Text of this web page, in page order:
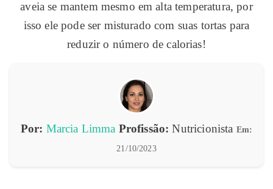
aveia se mantem mesmo em alta temperatura, por
isso ele pode ser misturado com suas tortas para
reduzir o número de calorias!
Por: Marcia Limma Profissão: Nutricionista Em:
21/10/2023